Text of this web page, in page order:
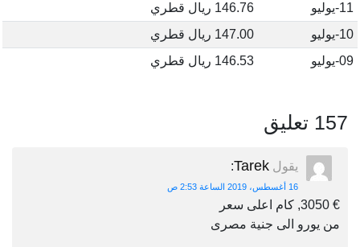
11-يوليو
146.76 ريال قطري
10-يوليو
147.00 ريال قطري
09-يوليو
146.53 ريال قطري
157 تعليق
يقول Tarek
:
16 أغسطس، 2019 الساعة 2:53 ص
€ 3050, كام اعلى سعر
من يورو الى جنية مصرى